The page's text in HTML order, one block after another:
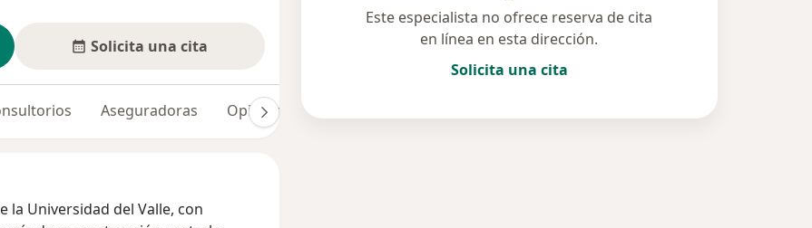
Solicita una cita
Aseguradoras Opiniones (19)
la Universidad del Valle, con
Este especialista no ofrece reserva de cita
en línea en esta dirección.
Solicita una cita